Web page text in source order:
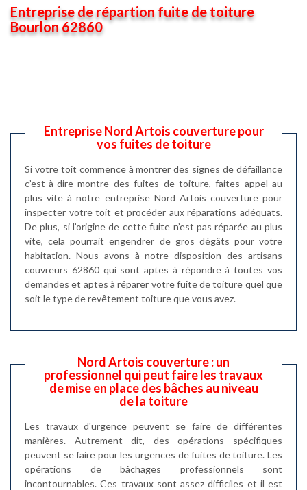
Entreprise de répartion fuite de toiture
Bourlon 62860
Entreprise Nord Artois couverture pour
vos fuites de toiture
Si votre toit commence à montrer des signes de défaillance
c’est-à-dire montre des fuites de toiture, faites appel au
plus vite à notre entreprise Nord Artois couverture pour
inspecter votre toit et procéder aux réparations adéquats.
De plus, si l’origine de cette fuite n’est pas réparée au plus
vite, cela pourrait engendrer de gros dégâts pour votre
habitation. Nous avons à notre disposition des artisans
couvreurs 62860 qui sont aptes à répondre à toutes vos
demandes et aptes à réparer votre fuite de toiture quel que
soit le type de revêtement toiture que vous avez.
Nord Artois couverture : un
professionnel qui peut faire les travaux
de mise en place des bâches au niveau
de la toiture
Les travaux d'urgence peuvent se faire de différentes
manières. Autrement dit, des opérations spécifiques
peuvent se faire pour les urgences de fuites de toiture. Les
opérations de bâchages professionnels sont
incontournables. Ces travaux sont assez difficiles et il est